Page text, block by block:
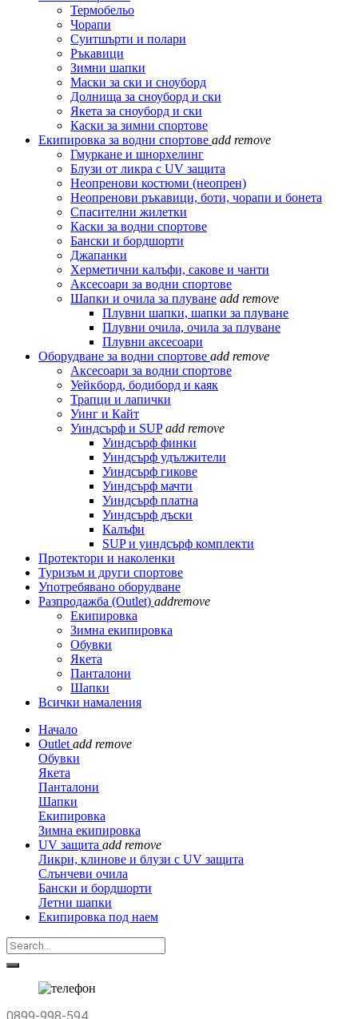
Термобельо
Чорапи
Суитшърти и полари
Ръкавици
Зимни шапки
Маски за ски и сноуборд
Долнища за сноуборд и ски
Якета за сноуборд и ски
Каски за зимни спортове
Екипировка за водни спортове add remove
Гмуркане и шнорхелинг
Блузи от ликра с UV защита
Неопренови костюми (неопрен)
Неопренови ръкавици, боти, чорапи и бонета
Спасителни жилетки
Каски за водни спортове
Бански и бордшорти
Джапанки
Херметични калъфи, сакове и чанти
Аксесоари за водни спортове
Шапки и очила за плуване add remove
Плувни шапки, шапки за плуване
Плувни очила, очила за плуване
Плувни аксесоари
Оборудване за водни спортове add remove
Аксесоари за водни спортове
Уейкборд, бодиборд и каяк
Трапци и лапички
Уинг и Кайт
Уиндсърф и SUP add remove
Уиндсърф финки
Уиндсърф удължители
Уиндсърф гикове
Уиндсърф мачти
Уиндсърф платна
Уиндсърф дъски
Калъфи
SUP и уиндсърф комплекти
Протектори и наколенки
Туризъм и други спортове
Употребявано оборудване
Разпродажба (Outlet) addremove
Екипировка
Зимна екипировка
Обувки
Якета
Панталони
Шапки
Всички намаления
Начало
Outlet add remove
Обувки
Якета
Панталони
Шапки
Екипировка
Зимна екипировка
UV защита add remove
Ликри, клинове и блузи с UV защита
Слънчеви очила
Бански и бордшорти
Летни шапки
Екипировка под наем